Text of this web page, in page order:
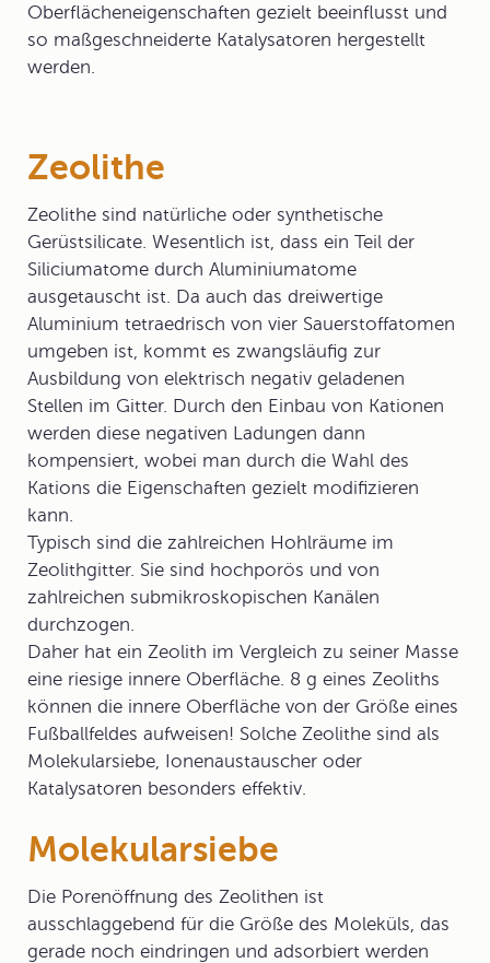
Oberflächeneigenschaften gezielt beeinflusst und
so maßgeschneiderte Katalysatoren hergestellt
werden.
Zeolithe
Zeolithe sind natürliche oder synthetische
Gerüstsilicate. Wesentlich ist, dass ein Teil der
Siliciumatome durch Aluminiumatome
ausgetauscht ist. Da auch das dreiwertige
Aluminium tetraedrisch von vier Sauerstoffatomen
umgeben ist, kommt es zwangsläufig zur
Ausbildung von elektrisch negativ geladenen
Stellen im Gitter. Durch den Einbau von Kationen
werden diese negativen Ladungen dann
kompensiert, wobei man durch die Wahl des
Kations die Eigenschaften gezielt modifizieren
kann.
Typisch sind die zahlreichen Hohlräume im
Zeolithgitter. Sie sind hochporös und von
zahlreichen submikroskopischen Kanälen
durchzogen.
Daher hat ein Zeolith im Vergleich zu seiner Masse
eine riesige innere Oberfläche. 8 g eines Zeoliths
können die innere Oberfläche von der Größe eines
Fußballfeldes aufweisen! Solche Zeolithe sind als
Molekularsiebe, Ionenaustauscher oder
Katalysatoren besonders effektiv.
Molekularsiebe
Die Porenöffnung des Zeolithen ist
ausschlaggebend für die Größe des Moleküls, das
gerade noch eindringen und adsorbiert werden